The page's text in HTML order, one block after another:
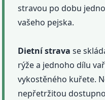
stravou po dobu
vašeho pejska.
Dietnístrava se
rýže a jednoho dílu
vykostěného kuřete.
nepřetržitou